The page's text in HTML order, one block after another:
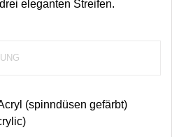
eleganten Streifen.
(spinndüsen gefärbt)